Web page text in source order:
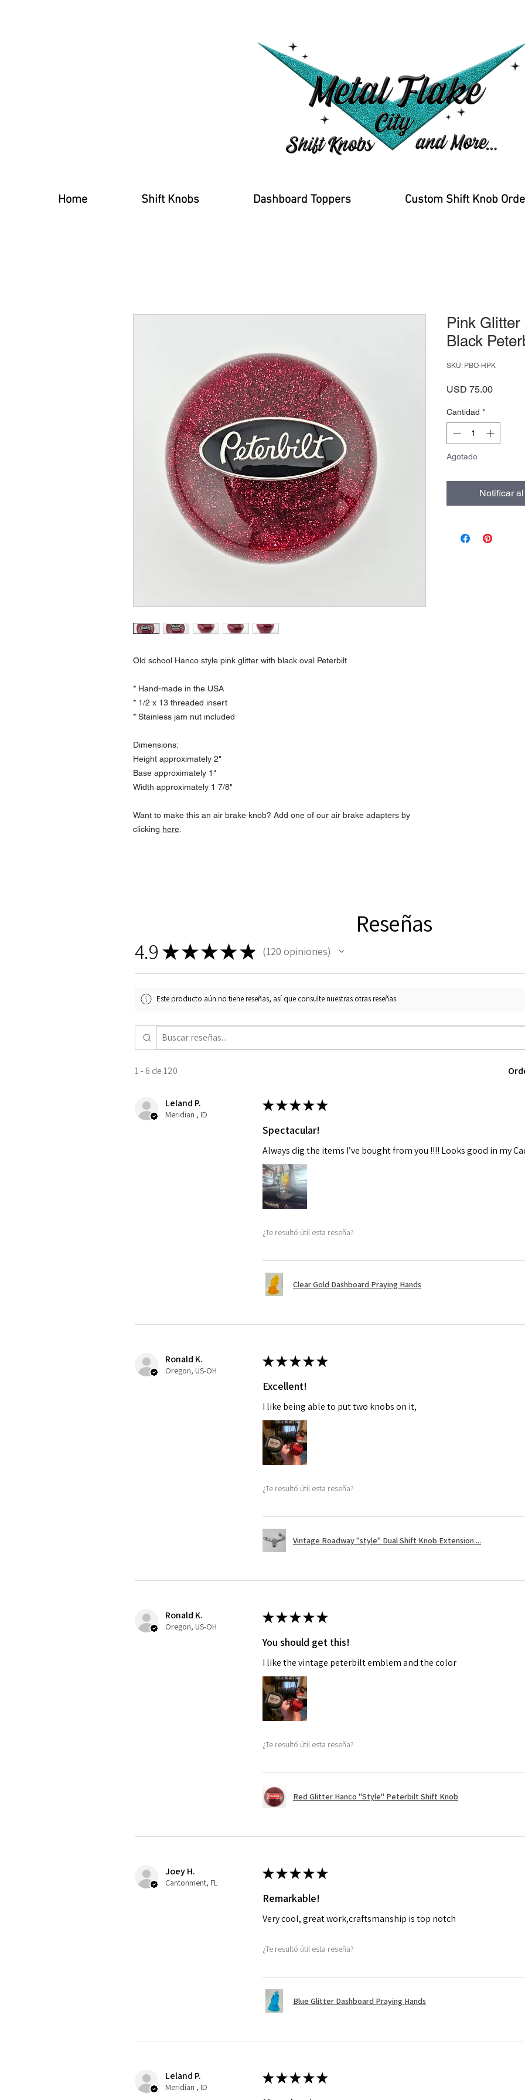
Home Shift Knobs Dashboard Toppers Custom Shift Knob
Old school Hanco style pink glitter with black oval Peterbilt
* Hand-made in the USA
* 1/2 x 13 threaded insert
* Stainless jam nut included
Dimensions:
Height approximately 2"
Base approximately 1"
Width approximately 1 7/8"
Want to make this an air brake knob? Add one of our air brake adapters by
clicking here
Pink
Black
SKU: PBO-HPK
USD 75.00Precio
Cantidad *
Agotado
Notificar
Reseñas
4.9 ★★★★★ 120 opiniones
120
Este producto aún no tiene reseñas, así que consulte nuestras otras reseñas.
1 - 6 de 120
Leland P.
Meridian , ID
★★★★★
Spectacular!
Always dig the items I’ve bought from you !!!! Looks good in my
¿Te resultó útil esta reseña?
Clear Gold Dashboard Praying Hands
Ronald K.
Oregon, US-OH
★★★★★
Excellent!
I like being able to put two knobs on it,
¿Te resultó útil esta reseña?
Vintage Roadway "style" Dual Shift Knob Extension ...
Ronald K.
Oregon, US-OH
★★★★★
You should get this!
I like the vintage peterbilt emblem and the color
¿Te resultó útil esta reseña?
Red Glitter Hanco "Style" Peterbilt Shift Knob
Joey H.
Cantonment, FL
★★★★★
Remarkable!
Very cool, great work,craftsmanship is top notch
¿Te resultó útil esta reseña?
Blue Glitter Dashboard Praying Hands
Leland P.
Meridian , ID
★★★★★